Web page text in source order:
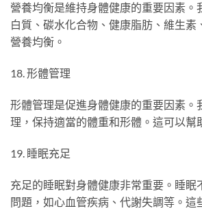
營養均衡是維持身體健康的重要因素。
白質、碳水化合物、健康脂肪、維生素
營養均衡。
18. 形體管理
形體管理是促進身體健康的重要因素。
理，保持適當的體重和形體。這可以幫
19. 睡眠充足
充足的睡眠對身體健康非常重要。睡眠
問題，如心血管疾病、代謝失調等。這